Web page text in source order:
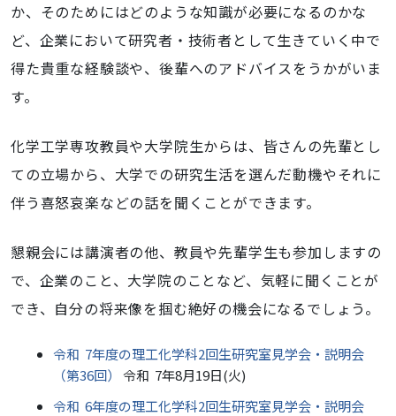
か、そのためにはどのような知識が必要になるのかな
ど、企業において研究者・技術者として生きていく中で
得た貴重な経験談や、後輩へのアドバイスをうかがいま
す。
化学工学専攻教員や大学院生からは、皆さんの先輩とし
ての立場から、大学での研究生活を選んだ動機やそれに
伴う喜怒哀楽などの話を聞くことができます。
懇親会には講演者の他、教員や先輩学生も参加しますの
で、企業のこと、大学院のことなど、気軽に聞くことが
でき、自分の将来像を掴む絶好の機会になるでしょう。
令和 7年度の理工化学科2回生研究室見学会・説明会
（第36回）
令和 7年8月19日(火)
令和 6年度の理工化学科2回生研究室見学会・説明会